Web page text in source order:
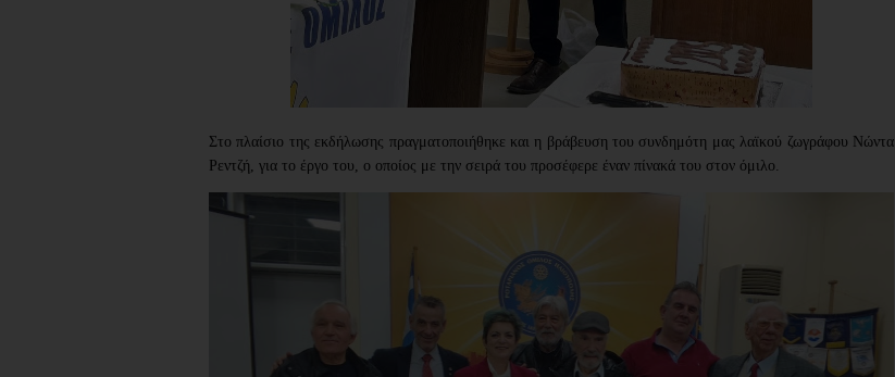
Στο πλαίσιο της εκδήλωσης πραγματοποιήθηκε και η βράβευση του συνδημότη μας λαϊκού ζωγράφου Νώντα
Ρεντζή, για το έργο του, ο οποίος με την σειρά του προσέφερε έναν πίνακά του στον όμιλο.